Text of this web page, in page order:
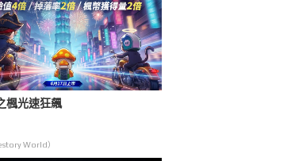
楓光速狂飆
World）